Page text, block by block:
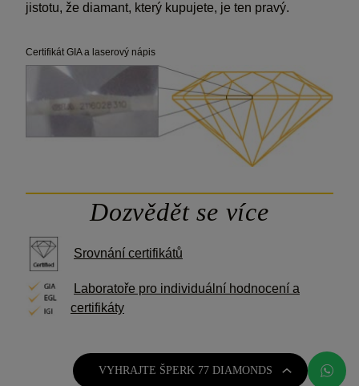
jistotu, že diamant, který kupujete, je ten pravý.
Certifikát GIA a laserový nápis
Dozvědět se více
Srovnání certifikátů
Laboratoře pro individuální hodnocení a
certifikáty
VYHRAJTE ŠPERK 77 DIAMONDS